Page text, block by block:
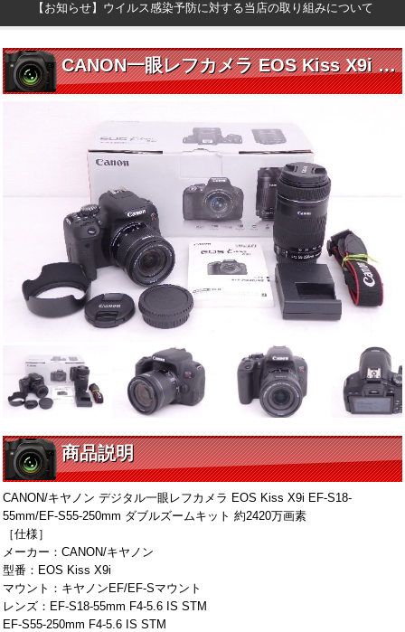
【お知らせ】ウイルス感染予防に対する当店の取り組みについて
CANON一眼レフカメラ EOS Kiss X9i EF-S18-55mm
商品説明
CANON/キヤノン デジタル一眼レフカメラ EOS Kiss X9i EF-S18-
55mm/EF-S55-250mm ダブルズームキット 約2420万画素
［仕様］
メーカー：CANON/キヤノン
型番：EOS Kiss X9i
マウント：キヤノンEF/EF-Sマウント
レンズ：EF-S18-55mm F4-5.6 IS STM
EF-S55-250mm F4-5.6 IS STM